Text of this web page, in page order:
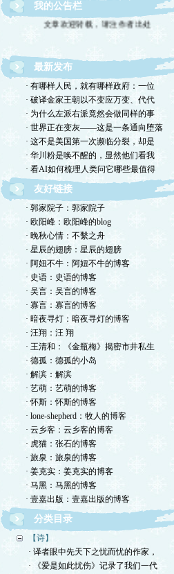
我的公告栏
文章欢迎转载，请注作者出处
最新发布
· 有哪样人民，就有哪样政府：一位
· 破译金家王朝以不变应万变、代代
· 为什么左派右派竟然会做同样的事
· 世界正在变灰——这是一条通向堕落
· 这不是美国第一次濒临分裂，却是
· 华川粉是唤不醒的，显然他们看我
· 看AI如何梳理人类问它哪些最值得
友好链接
· 郭家院子：郭家院子
· 欧阳峰：欧阳峰的blog
· 晚秋心情：不繫之舟
· 星辰的翅膀：星辰的翅膀
· 阿妞不牛：阿妞不牛的博客
· 史语：史语的博客
· 吴言：吴言的博客
· 寡言：寡言的博客
· 暗夜寻灯：暗夜寻灯的博客
· 汪翔：汪 翔
· 王清和：《金瓶梅》揭密市井私生
· 德孤：德孤的小岛
· 解滨：解滨
· 艺萌：艺萌的博客
· 怀斯：怀斯的博客
· lone-shepherd：牧人的博客
· 云乡客：云乡客的博客
· 虎猫：张石的博客
· 旅泉：旅泉的博客
· 姜克实：姜克实的博客
· 马黑：马黑的博客
· 壹嘉出版：壹嘉出版的博客
分类目录
【诗】
· 译者眼中先天下之忧而忧的作家，
· 《爱是如此忧伤》记录了我们一代